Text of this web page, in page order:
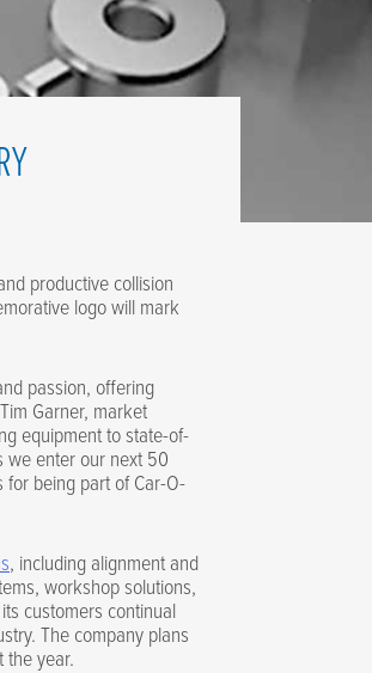
productive collision
logo will mark
passion, offering
Garner, market
equipment to state-of-
we enter our next 50
being part of Car-O-
, including alignment and
workshop solutions,
customers continual
The company plans
the year.